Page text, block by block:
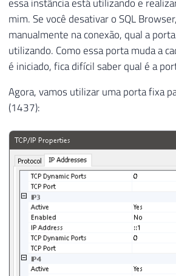
mim. Se você desativar o SQL
manualmente na conexão, qual a
utilizando. Como essa porta muda a
é iniciado, fica difícil saber qual é a
Agora, vamos utilizar uma porta fixa
(1437):